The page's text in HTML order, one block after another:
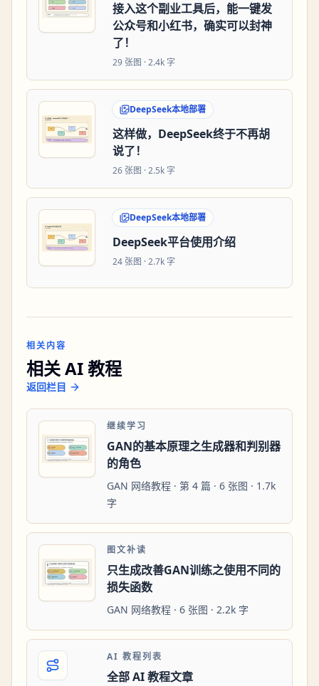
接入这个副业工具后，能一键发
公众号和小红书，确实可以封神
了！
29 张图 ·2.4k 字
DeepSeek本地部署
这样做，DeepSeek终于不再胡
说了！
26 张图 ·2.5k 字
DeepSeek本地部署
DeepSeek平台使用介绍
24 张图 ·2.7k 字
相关内容
相关 AI 教程
返回栏目
继续学习
GAN的基本原理之生成器和判别器
的角色
GAN 网络教程 · 第 4 篇 · 6 张图 · 1.7k
字
图文补读
只生成改善GAN训练之使用不同的
损失函数
GAN 网络教程 · 6 张图 · 2.2k 字
AI 教程列表
全部 AI 教程文章